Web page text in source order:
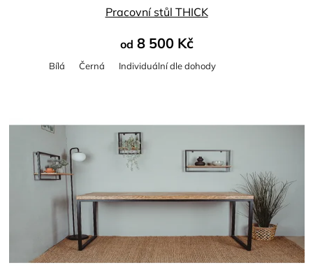
Pracovní stůl THICK
od 8 500 Kč
Bílá Černá Individuální dle dohody